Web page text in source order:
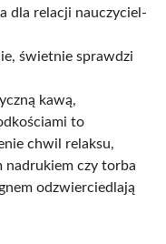
dla relacji nauczyciel-
świetnie sprawdzi
kawą,
to
chwil relaksu,
nadrukiem czy torba
odzwierciedlają